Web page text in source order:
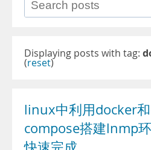
Displaying posts with tag:
(reset)
linux中利用docker
compose搭建lnmp